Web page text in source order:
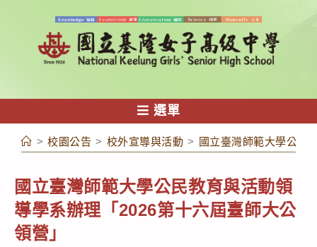
容
選單
> 校園公告 > 校外宣導與活動 > 國立臺灣師範大學公民
國立臺灣師範大學公民教育與活動領
導學系辦理「2026第十六屆臺師大公
領營」